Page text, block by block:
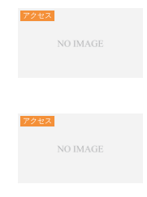
アクセス
アクセス